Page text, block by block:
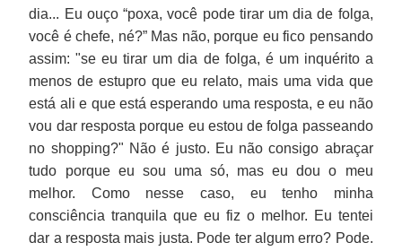
dia... Eu ouço “poxa, você pode tirar um dia de folga,
você é chefe, né?” Mas não, porque eu fico pensando
assim: "se eu tirar um dia de folga, é um inquérito a
menos de estupro que eu relato, mais uma vida que
está ali e que está esperando uma resposta, e eu não
vou dar resposta porque eu estou de folga passeando
no shopping?" Não é justo. Eu não consigo abraçar
tudo porque eu sou uma só, mas eu dou o meu
melhor. Como nesse caso, eu tenho minha
consciência tranquila que eu fiz o melhor. Eu tentei
dar a resposta mais justa. Pode ter algum erro? Pode.